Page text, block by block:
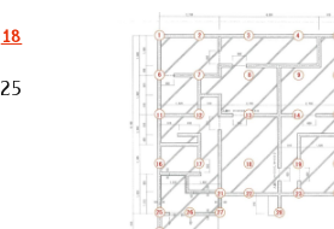
18
25